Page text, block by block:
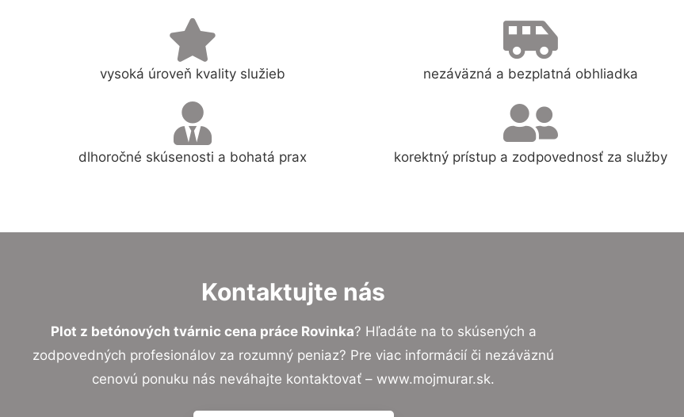
vysoká úroveň kvality služieb nezáväzná a bezplatná obhliadka
dlhoročné skúsenosti a bohatá prax korektný prístup a zodpovednosť za služby
Kontaktujte nás
Plot z betónových tvárnic cena práce Rovinka? Hľadáte na to skúsených a
zodpovedných profesionálov za rozumný peniaz? Pre viac informácií či nezáväznú
cenovú ponuku nás neváhajte kontaktovať – www.mojmurar.sk.